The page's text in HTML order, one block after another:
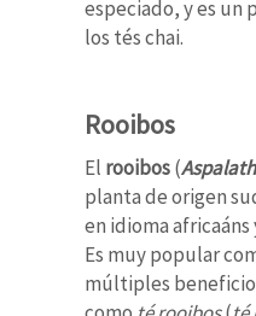
especiado, y es
los tés chai.
Rooibos
El rooibos(
planta de origen
en idioma africaáns
Es muy popular
múltiples